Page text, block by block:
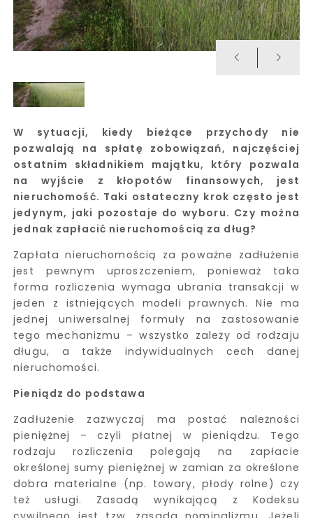
W sytuacji, kiedy bieżące przychody nie
pozwalają na spłatę zobowiązań, najczęściej
ostatnim składnikiem majątku, który pozwala
na wyjście z kłopotów finansowych, jest
nieruchomość. Taki ostateczny krok często jest
jedynym, jaki pozostaje do wyboru. Czy można
jednak zapłacić nieruchomością za dług?
Zapłata nieruchomością za poważne zadłużenie
jest pewnym uproszczeniem, ponieważ taka
forma rozliczenia wymaga ubrania transakcji w
jeden z istniejących modeli prawnych. Nie ma
jednej uniwersalnej formuły na zastosowanie
tego mechanizmu – wszystko zależy od rodzaju
długu, a także indywidualnych cech danej
nieruchomości.
Pieniądz do podstawa
Zadłużenie zazwyczaj ma postać należności
pieniężnej – czyli płatnej w pieniądzu. Tego
rodzaju rozliczenia polegają na zapłacie
określonej sumy pieniężnej w zamian za określone
dobra materialne (np. towary, płody rolne) czy
też usługi. Zasadą wynikającą z Kodeksu